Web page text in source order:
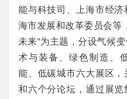
能与科技司、上海市经
海市发展和改革委员会等
未来”为主题，分设气候
术与装备、绿色制造、
能、低碳城市六大展区
和六个分论坛，通过展览